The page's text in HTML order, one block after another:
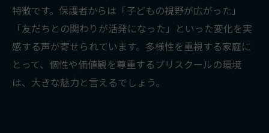
特徴です。保護者からは「子どもの視野が広がった」
「友だちとの関わりが活発になった」といった変化を実
感する声が寄せられています。多様性を重視する家庭に
とって、個性や価値観を尊重するプリスクールの環境
は、大きな魅力と言えるでしょう。